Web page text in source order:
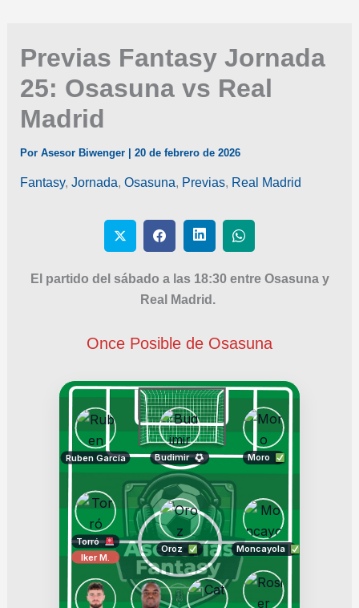
Previas Fantasy Jornada
25: Osasuna vs Real
Madrid
Por Asesor Biwenger 20 de febrero de 2026
Fantasy, Jornada, Osasuna, Previas, Real Madrid
El partido del sábado a las 18:30 entre Osasuna y
Real Madrid.
Once Posible de Osasuna
Torró
Iker M.
Oroz Moncayola
Ruben García Budimir Moro